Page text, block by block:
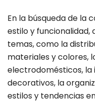
En la búsqueda de la
estilo y
temas, como la
materiales y colores,
electrodomésticos, la
decorativos, la
estilos y tendencias